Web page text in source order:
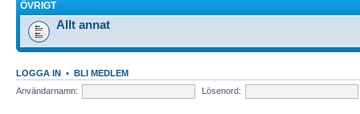
ÖVRIGT
Allt annat
LOGGA IN • BLI MEDLEM
Användarnamn:
Lösenord: